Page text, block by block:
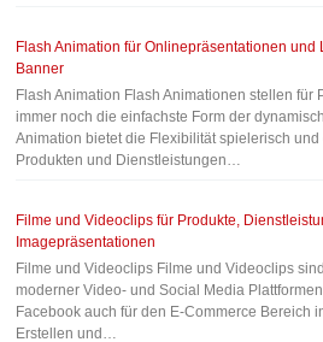
Flash Animation für Onlinepräsentationen und
Banner
Flash Animation Flash Animationen stellen für
immer noch die einfachste Form der
Animation bietet die Flexibilität spielerisch
Produkten und Dienstleistungen…
Filme und Videoclips für Produkte,
Imagepräsentationen
Filme und Videoclips Filme und Videoclips
moderner Video- und Social Media
Facebook auch für den E-Commerce Bereich
Erstellen und…